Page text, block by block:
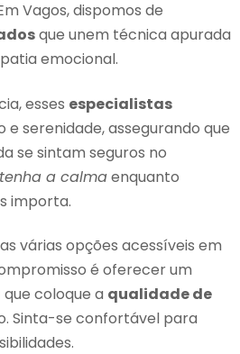
Vagos, dispomos de
que unem técnica apurada
emocional.
esses especialistas
serenidade, assegurando que
se sintam seguros no
a calmaenquanto
importa.
várias opções acessíveis em
é oferecer um
que coloque a qualidade de
Sinta-se confortável para